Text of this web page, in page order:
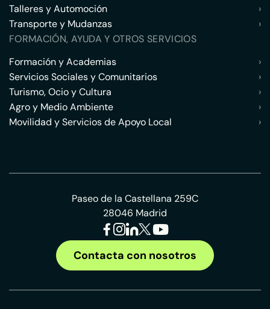
Talleres y Automoción
›
Transporte y Mudanzas
›
FORMACIÓN, AYUDA Y OTROS SERVICIOS
Formación y Academias
›
Servicios Sociales y Comunitarios
›
Turismo, Ocio y Cultura
›
Agro y Medio Ambiente
›
Movilidad y Servicios de Apoyo Local
›
Paseo de la Castellana 259C
28046 Madrid
Contacta con nosotros